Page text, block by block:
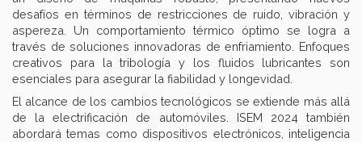
desafíos en términos de restricciones de ruido, vibración y
aspereza. Un comportamiento térmico óptimo se logra a
través de soluciones innovadoras de enfriamiento. Enfoques
creativos para la tribología y los fluidos lubricantes son
esenciales para asegurar la fiabilidad y longevidad.
El alcance de los cambios tecnológicos se extiende más allá
de la electrificación de automóviles. ISEM 2024 también
abordará temas como dispositivos electrónicos, inteligencia